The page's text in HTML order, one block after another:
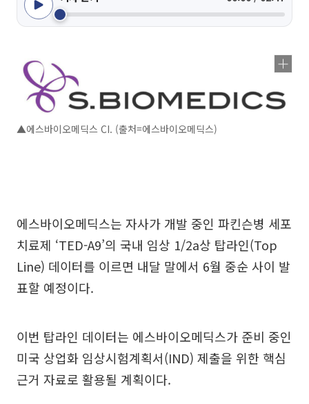
▲에스바이오메딕스 CI. (출처=에스바이오메딕스)
에스바이오메딕스는 자사가 개발 중인 파킨슨병 세포
치료제 ‘TED-A9’의 국내 임상 1/2a상 탑라인(Top
Line) 데이터를 이르면 내달 말에서 6월 중순 사이 발
표할 예정이다.
이번 탑라인 데이터는 에스바이오메딕스가 준비 중인
미국 상업화 임상시험계획서(IND) 제출을 위한 핵심
근거 자료로 활용될 계획이다.